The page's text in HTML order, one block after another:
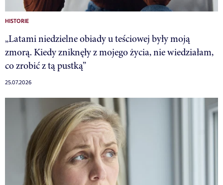
HISTORIE
„Latami niedzielne obiady u teściowej były moją
zmorą. Kiedy zniknęły z mojego życia, nie wiedziałam,
co zrobić z tą pustką”
25.07.2026